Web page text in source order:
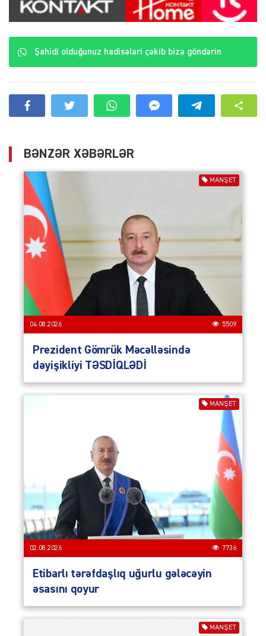
Şahidi olduğunuz hadisələri çəkib bizə göndərin
BƏNZƏR XƏBƏRLƏR
MANŞET
04.08.2026 5509
Prezident Gömrük Məcəlləsində
dəyişikliyi TƏSDİQLƏDİ
MANŞET
02.08.2026 7736
Etibarlı tərəfdaşlıq uğurlu gələcəyin
əsasını qoyur
MANŞET